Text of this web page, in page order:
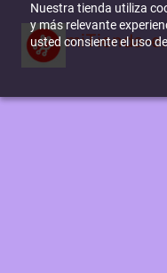
Nuestra tienda utiliza
y más relevante
usted consiente el uso
miTienda-